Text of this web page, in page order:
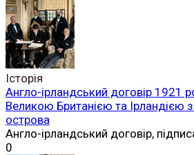
Історія
Англо-ірландський договір 1921
Великою Британією та Ірландією
острова
Англо-ірландський договір,
0